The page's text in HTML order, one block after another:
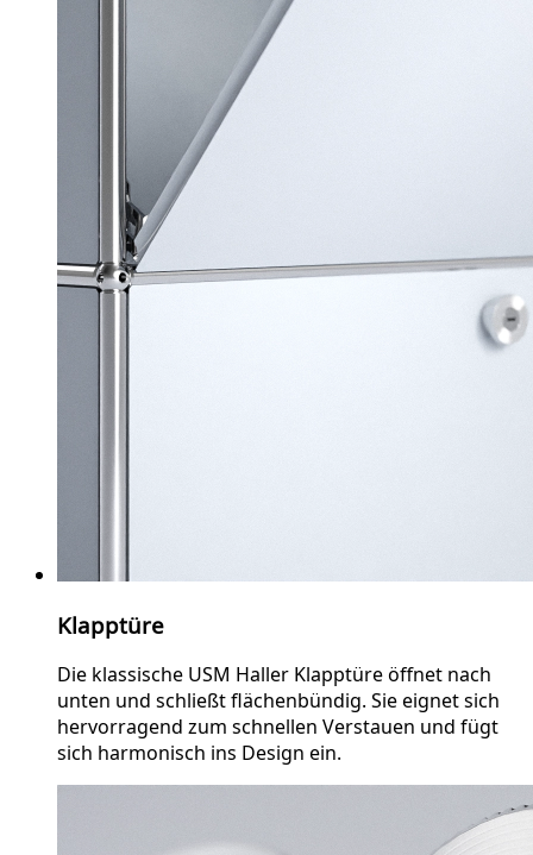
Klapptüre
Die klassische USM Haller Klapptüre öffnet nach
unten und schließt flächenbündig. Sie eignet sich
hervorragend zum schnellen Verstauen und fügt
sich harmonisch ins Design ein.